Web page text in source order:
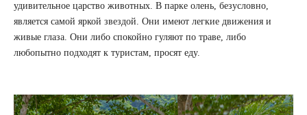
удивительное царство животных. В парке олень, безусловно,
является самой яркой звездой. Они имеют легкие движения и
живые глаза. Они либо спокойно гуляют по траве, либо
любопытно подходят к туристам, просят еду.